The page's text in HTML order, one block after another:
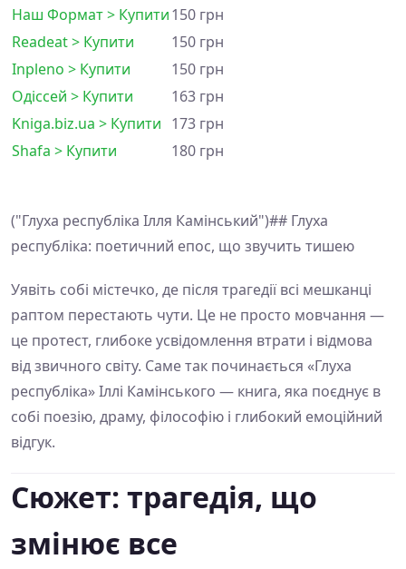
Наш Формат > Купити150 грн
Readeat > Купити
150 грн
Inpleno > Купити
150 грн
Одіссей > Купити
163 грн
Kniga.biz.ua > Купити 173 грн
Shafa > Купити
180 грн
("Глуха республіка Ілля Камінський")## Глуха
республіка: поетичний епос, що звучить тишею
Уявіть собі містечко, де після трагедії всі мешканці
раптом перестають чути. Це не просто мовчання —
це протест, глибоке усвідомлення втрати і відмова
від звичного світу. Саме так починається «Глуха
республіка» Іллі Камінського — книга, яка поєднує в
собі поезію, драму, філософію і глибокий емоційний
відгук.
Сюжет: трагедія, що
змінює все